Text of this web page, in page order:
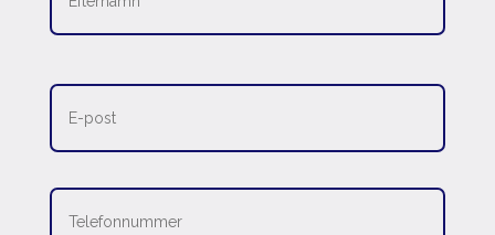
E-
Telefonnummer *